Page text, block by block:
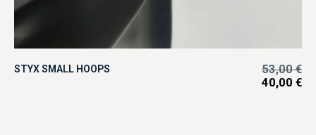
STYX SMALL HOOPS 53,00€
40,00 €